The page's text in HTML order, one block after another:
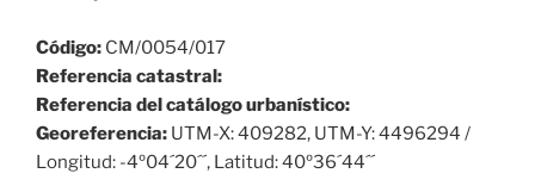
Código: CM/0054/017
Referencia catastral:
Referencia del catálogo urbanístico:
Georeferencia: UTM-X: 409282, UTM-Y: 4496294 /
Longitud: -4º04´20´´, Latitud: 40º36´44´´